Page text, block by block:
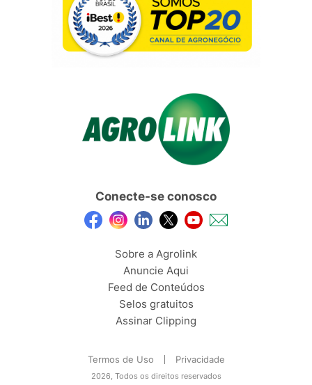
Conecte-se conosco
Sobre a Agrolink
Anuncie Aqui
Feed de Conteúdos
Selos gratuitos
Assinar Clipping
Termos de Uso Privacidade
2026, Todos os direitos reservados